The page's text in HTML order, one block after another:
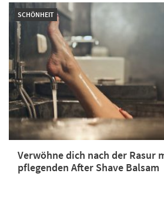
SCHÖNHEIT
Verwöhne dich nach der Rasur
pflegenden After Shave Balsam